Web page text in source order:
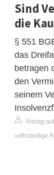
Sind
die
§ 551
das
betragen
den
seinem
Antrag
vollständige